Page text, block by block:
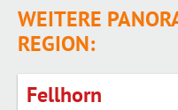
WEITERE
REGION:
Fellhorn